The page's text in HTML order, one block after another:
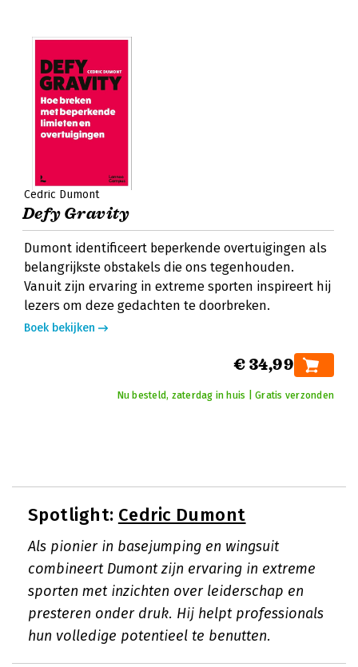
Cedric Dumont
Defy Gravity
Dumont identificeert beperkende overtuigingen als
belangrijkste obstakels die ons tegenhouden.
Vanuit zijn ervaring in extreme sporten inspireert hij
lezers om deze gedachten te doorbreken.
Boek bekijken
€ 34,99
Nu besteld, zaterdag in huis | Gratis verzonden
Spotlight: Cedric Dumont
Als pionier in basejumping en wingsuit
combineert Dumont zijn ervaring in extreme
sporten met inzichten over leiderschap en
presteren onder druk. Hij helpt professionals
hun volledige potentieel te benutten.